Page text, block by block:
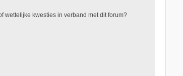
wettelijke kwesties in verband met dit forum?